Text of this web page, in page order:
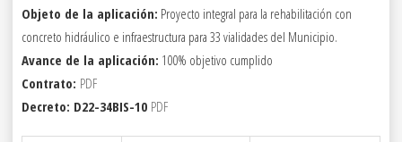
Objeto de la aplicación: Proyecto integral para la rehabilitación con
concreto hidráulico e infraestructura para 33 vialidades del Municipio.
Avance de la aplicación: 100% objetivo cumplido
Contrato: PDF
Decreto: D22-34BIS-10 PDF